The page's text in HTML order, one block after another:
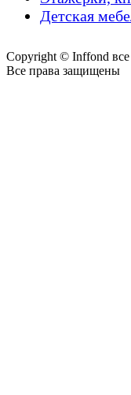
Детская
Copyright © Inffond все
Все права защищены